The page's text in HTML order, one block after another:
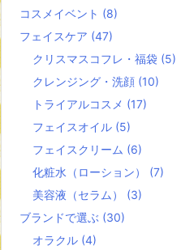
コスメイベント (8)
フェイスケア (47)
クリスマスコフレ・福袋 (5)
クレンジング・洗顔 (10)
トライアルコスメ (17)
フェイスオイル (5)
フェイスクリーム (6)
化粧水（ローション） (7)
美容液（セラム） (3)
ブランドで選ぶ (30)
オラクル (4)